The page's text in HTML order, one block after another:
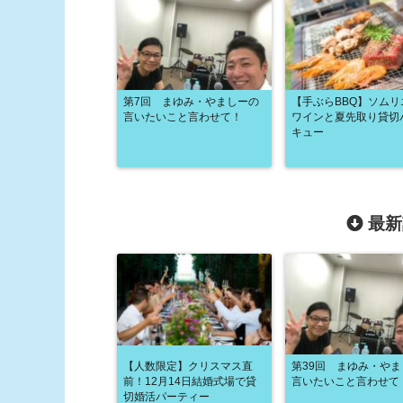
第7回 まゆみ・やましーの
言いたいこと言わせて！
【手ぶらBBQ】ソム
ワインと夏先取り貸切
キュー
最
【人数限定】クリスマス直
前！12月14日結婚式場で貸
切婚活パーティー
第39回 まゆみ・やま
言いたいこと言わせて